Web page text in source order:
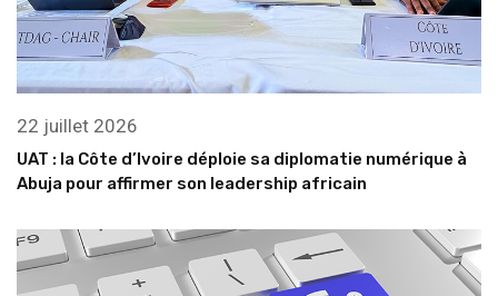
22 juillet 2026
UAT : la Côte d’Ivoire déploie sa diplomatie numérique à
Abuja pour affirmer son leadership africain